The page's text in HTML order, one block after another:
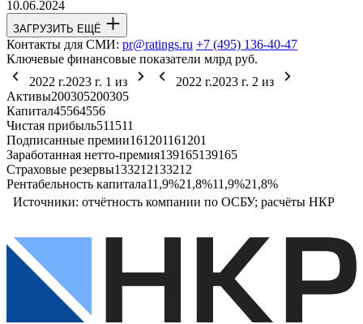
10.06.2024
ЗАГРУЗИТЬ ЕЩЁ
Контакты для СМИ: pr@ratings.ru +7 (495) 136-40-47
Ключевые финансовые показатели млрд руб.
2022 г.2023 г. 1 из 2022 г.2023 г. 2 из
Активы200305200305
Капитал45564556
Чистая прибыль511 511
Подписанные премии161 201161 201
Заработанная нетто-премия139165139165
Страховые резервы133212133212
Рентабельность капитала11,9%21,8%11,9%21,8%
Источники: отчётность компании по ОСБУ; расчёты НКР